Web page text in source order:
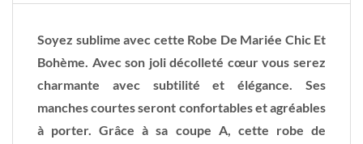
Soyez sublime avec cette Robe De Mariée Chic Et
Bohème. Avec son joli décolleté cœur vous serez
charmante avec subtilité et élégance. Ses
manches courtes seront confortables et agréables
à porter. Grâce à sa coupe A, cette robe de